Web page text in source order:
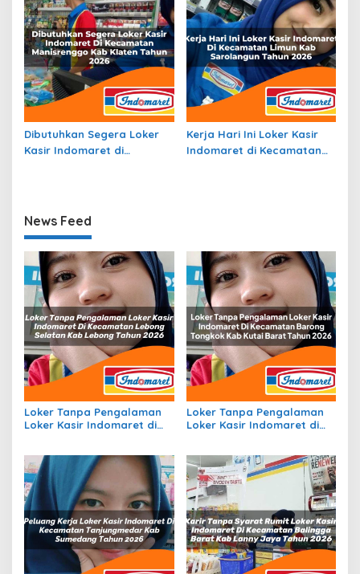
Dibutuhkan Segera Loker
Kasir Indomaret di
Kerja Hari Ini Loker Kasir
Indomaret di Kecamatan
News Feed
Loker Tanpa Pengalaman
Loker Kasir Indomaret di
Tahun 2026
Loker Tanpa Pengalaman
Loker Kasir Indomaret di
Tahun 2026